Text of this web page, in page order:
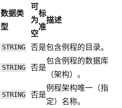
数据类
型
可
为
空
标
准
描述
STRING 否是包含例程的目录。
STRING 否是
包含例程的数据库
（架构）。
STRING 否是
例程架构唯一（指
定）名称。